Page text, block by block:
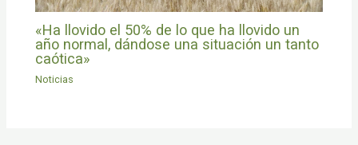
«Ha llovido el 50% de lo que ha llovido un
año normal, dándose una situación un tanto
caótica»
Noticias